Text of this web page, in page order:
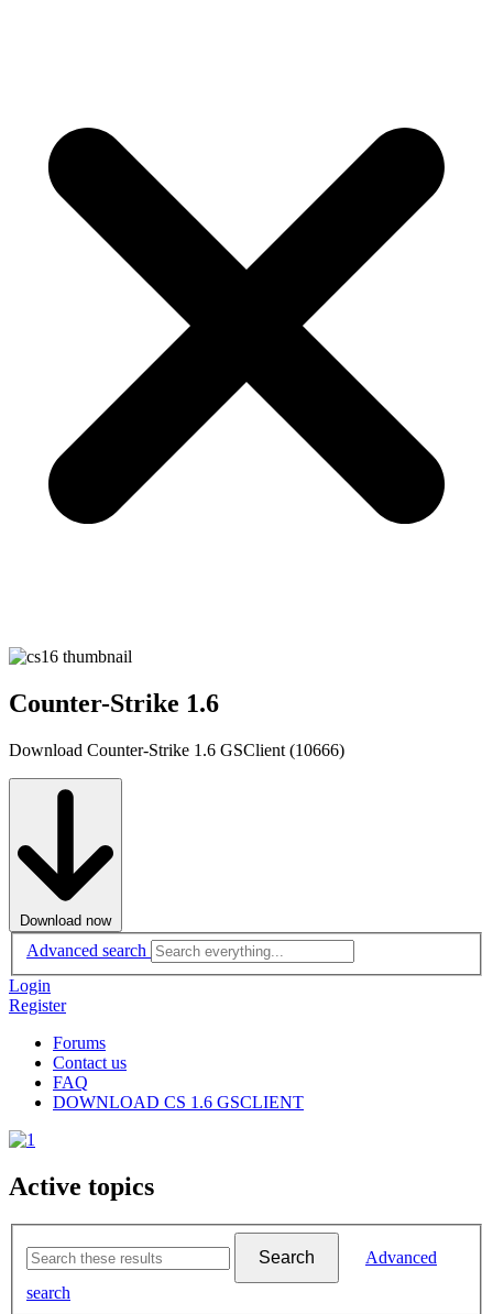
Counter-Strike 1.6
Download Counter-Strike 1.6 GSClient (10666)
Download now
Advanced search
Login
Register
Forums
Contact us
FAQ
DOWNLOAD CS 1.6 GSCLIENT
Active topics
Search
Advanced
search